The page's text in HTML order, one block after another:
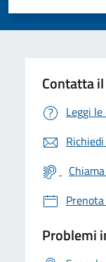
Valuta 3
Valuta 2
Valuta 1 stelle su
Contatta
Leggi
Problemi